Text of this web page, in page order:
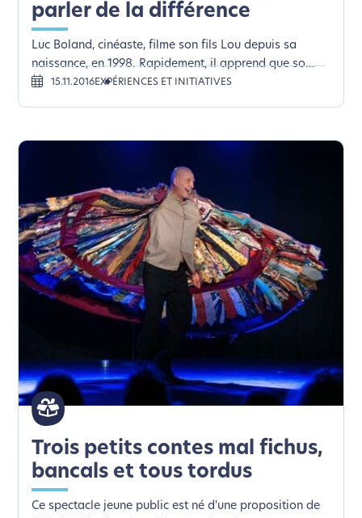
parler de la différence
Luc Boland, cinéaste, filme son fils Lou depuis sa
naissance, en 1998. Rapidement, il apprend que so...
15.11.2016EXPÉRIENCES ET INITIATIVES
Trois petits contes mal fichus,
bancals et tous tordus
Ce spectacle jeune public est né d'une proposition de